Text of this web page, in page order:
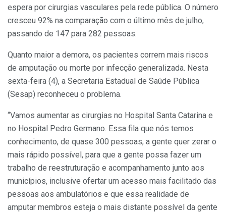
espera por cirurgias vasculares pela rede pública. O número
cresceu 92% na comparação com o último mês de julho,
passando de 147 para 282 pessoas.
Quanto maior a demora, os pacientes correm mais riscos
de amputação ou morte por infecção generalizada. Nesta
sexta-feira (4), a Secretaria Estadual de Saúde Pública
(Sesap) reconheceu o problema.
“Vamos aumentar as cirurgias no Hospital Santa Catarina e
no Hospital Pedro Germano. Essa fila que nós temos
conhecimento, de quase 300 pessoas, a gente quer zerar o
mais rápido possível, para que a gente possa fazer um
trabalho de reestruturação e acompanhamento junto aos
municípios, inclusive ofertar um acesso mais facilitado das
pessoas aos ambulatórios e que essa realidade de
amputar membros esteja o mais distante possível da gente